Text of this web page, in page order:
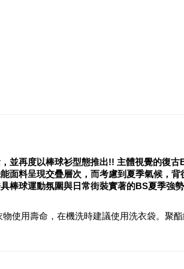
並再度以棒球衫型態推出!! 主體視覺的復
面料呈現交疊層次，而考慮到夏季氣候，
棒球運動氛圍與日常街裝實著的BS夏季強勢
物使用壽命，在機洗時建議使用洗衣袋。聚